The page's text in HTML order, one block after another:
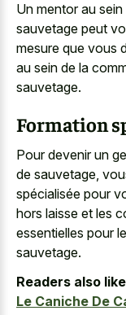
Un mentor au
sauvetage peut
mesure que vous
au sein de la
sauvetage.
Formation
Pour devenir un
de sauvetage,
spécialisée pour
hors laisse et les
essentielles pour
sauvetage.
Readers also
Le Caniche De